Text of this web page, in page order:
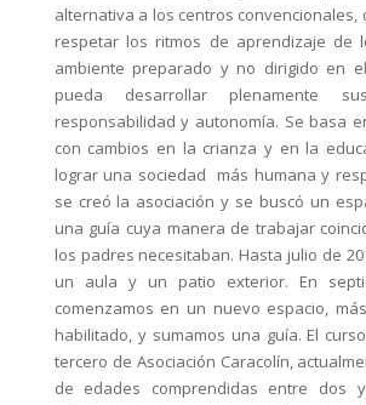
alternativa a los centros convencionales,
respetar los ritmos de aprendizaje de
ambiente preparado y no dirigido en
pueda desarrollar plenamente
responsabilidad y autonomía. Se basa
con cambios en la crianza y en la
lograr una sociedad más humana y
se creó la asociación y se buscó un
una guía cuya manera de trabajar
los padres necesitaban. Hasta julio de
un aula y un patio exterior. En
comenzamos en un nuevo espacio,
habilitado, y sumamos una guía. El
tercero de Asociación Caracolín,
de edades comprendidas entre dos